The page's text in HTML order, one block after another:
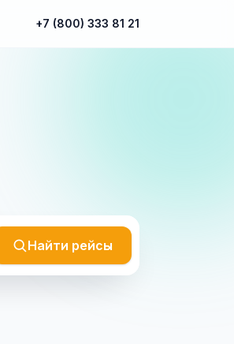
+7 (800) 333 81 21
Найти рейсы